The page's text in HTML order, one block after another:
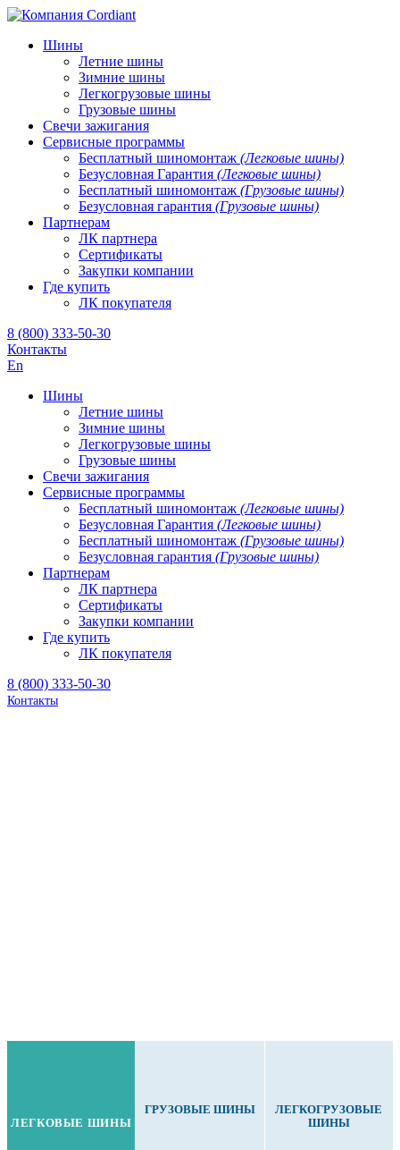
Шины
Летние шины
Зимние шины
Легкогрузовые шины
Грузовые шины
Свечи зажигания
Сервисные программы
Бесплатный шиномонтаж (Легковые шины)
Безусловная Гарантия (Легковые шины)
Бесплатный шиномонтаж (Грузовые шины)
Безусловная гарантия (Грузовые шины)
Партнерам
ЛК партнера
Сертификаты
Закупки компании
Где купить
ЛК покупателя
8 (800) 333-50-30
Контакты
En
Шины
Летние шины
Зимние шины
Легкогрузовые шины
Грузовые шины
Свечи зажигания
Сервисные программы
Бесплатный шиномонтаж (Легковые шины)
Безусловная Гарантия (Легковые шины)
Бесплатный шиномонтаж (Грузовые шины)
Безусловная гарантия (Грузовые шины)
Партнерам
ЛК партнера
Сертификаты
Закупки компании
Где купить
ЛК покупателя
8 (800) 333-50-30
Контакты
ЛЕГКОВЫЕ ШИНЫ
ГРУЗОВЫЕ ШИНЫ
ЛЕГКОГРУЗОВЫЕ
ШИНЫ